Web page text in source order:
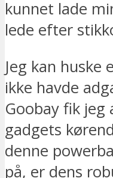
kunnet lade
lede efter
Jeg kan
ikke havde
Goobay fik
gadgets
denne
på, er dens